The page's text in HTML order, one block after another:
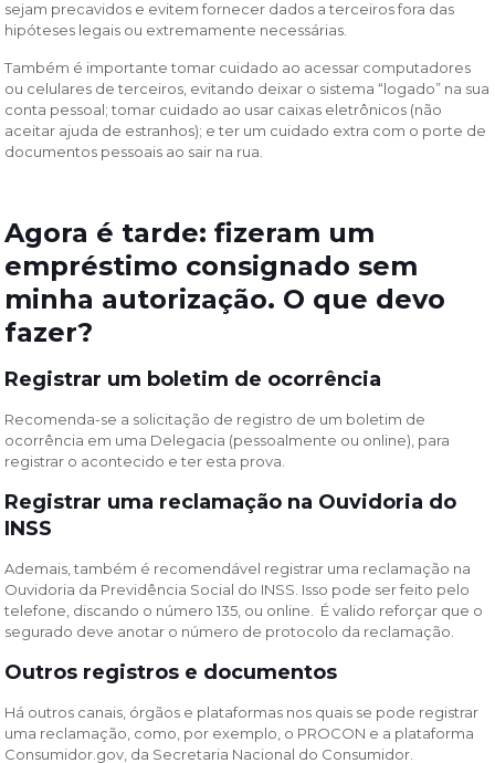
sejam precavidos e evitem fornecer dados a terceiros fora das
hipóteses legais ou extremamente necessárias.
Também é importante tomar cuidado ao acessar computadores
ou celulares de terceiros, evitando deixar o sistema “logado” na sua
conta pessoal; tomar cuidado ao usar caixas eletrônicos (não
aceitar ajuda de estranhos); e ter um cuidado extra com o porte de
documentos pessoais ao sair na rua.
Agora é tarde: fizeram um
empréstimo consignado sem
minha autorização. O que devo
fazer?
Registrar um boletim de ocorrência
Recomenda-se a solicitação de registro de um boletim de
ocorrência em uma Delegacia (pessoalmente ou online), para
registrar o acontecido e ter esta prova.
Registrar uma reclamação na Ouvidoria do
INSS
Ademais, também é recomendável registrar uma reclamação na
Ouvidoria da Previdência Social do INSS. Isso pode ser feito pelo
telefone, discando o número 135, ou online. É valido reforçar que o
segurado deve anotar o número de protocolo da reclamação.
Outros registros e documentos
Há outros canais, órgãos e plataformas nos quais se pode registrar
uma reclamação, como, por exemplo, o PROCON e a plataforma
Consumidor.gov, da Secretaria Nacional do Consumidor.